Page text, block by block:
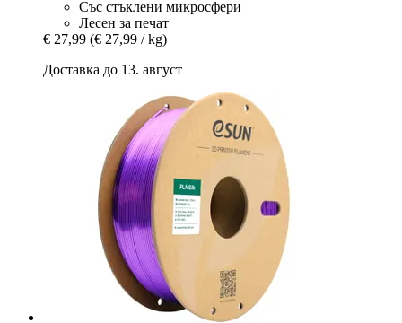
Със стъклени микросфери
Лесен за печат
€ 27,99 (€ 27,99 / kg)
Доставка до 13. август